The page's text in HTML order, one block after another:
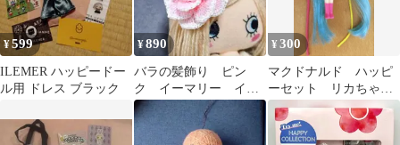
¥599
ILEMER ハッピードー
ル用 ドレス ブラック
¥890
バラの髪飾り ピン
ク イーマリー イル
メール ハッピードー
ル
¥300
マクドナルド ハッピ
ーセット リカちゃ
ん ドール フィギュア
水色髪